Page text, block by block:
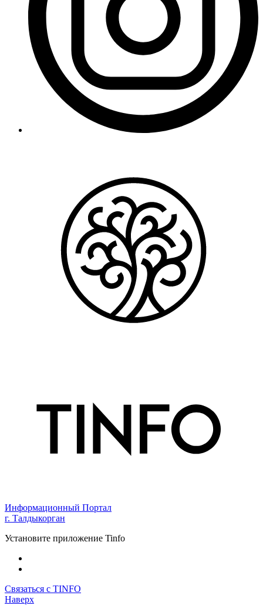
Информационный Портал
г. Талдыкорган
Установите приложение Tinfo
Связаться с TINFO
Наверх